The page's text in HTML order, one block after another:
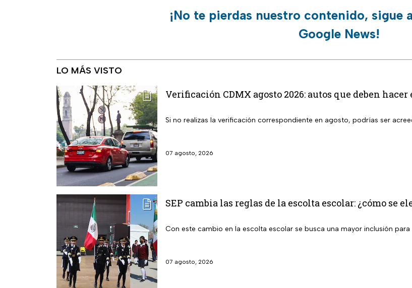
¡No te pierdas nuestro contenido, sigue
Google News!
LO MÁS VISTO
Verificación CDMX agosto 2026: autos que deben
Si no realizas la verificación correspondiente en agosto, podrías ser
07 agosto, 2026
SEP cambia las reglas de la escolta escolar: ¿cómo se
Con este cambio en la escolta escolar se busca una mayor inclusión
07 agosto, 2026